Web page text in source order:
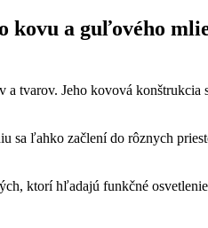
kovu a guľového
tvarov. Jeho kovová konštrukcia
sa ľahko začlení do rôznych
ktorí hľadajú funkčné